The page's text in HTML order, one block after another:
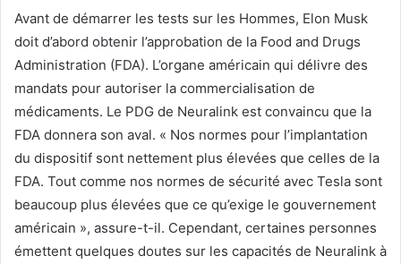
Avant de démarrer les tests sur les Hommes, Elon Musk
doit d’abord obtenir l’approbation de la Food and Drugs
Administration (FDA). L’organe américain qui délivre des
mandats pour autoriser la commercialisation de
médicaments. Le PDG de Neuralink est convaincu que la
FDA donnera son aval. « Nos normes pour l’implantation
du dispositif sont nettement plus élevées que celles de la
FDA. Tout comme nos normes de sécurité avec Tesla sont
beaucoup plus élevées que ce qu’exige le gouvernement
américain », assure-t-il. Cependant, certaines personnes
émettent quelques doutes sur les capacités de Neuralink à